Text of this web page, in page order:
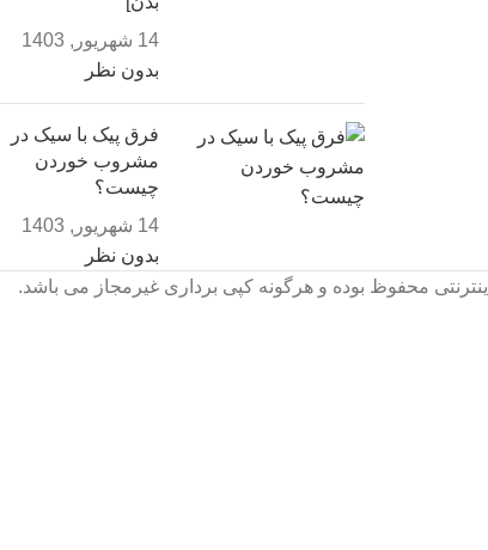
14 شهریور, 1403
بدون نظر
فرق پیک با سیک در
مشروب خوردن
چیست؟
14 شهریور, 1403
بدون نظر
محفوظ بوده و هرگونه کپی برداری غیرمجاز می باشد.